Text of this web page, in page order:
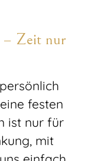
– Zeit nur
festen
ist nur für
mit